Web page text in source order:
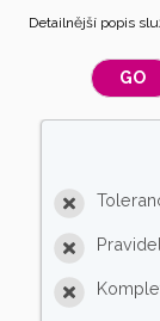
Detailnější popis
GO